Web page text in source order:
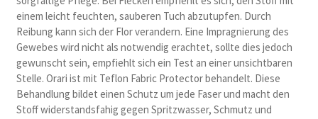
einem leicht feuchten, sauberen Tuch abzutupfen. Durch
Reibung kann sich der Flor verandern. Eine Impragnierung des
Gewebes wird nicht als notwendig erachtet, sollte dies jedoch
gewunscht sein, empfiehlt sich ein Test an einer unsichtbaren
Stelle. Orari ist mit Teflon Fabric Protector behandelt. Diese
Behandlung bildet einen Schutz um jede Faser und macht den
Stoff widerstandsfahig gegen Spritzwasser, Schmutz und